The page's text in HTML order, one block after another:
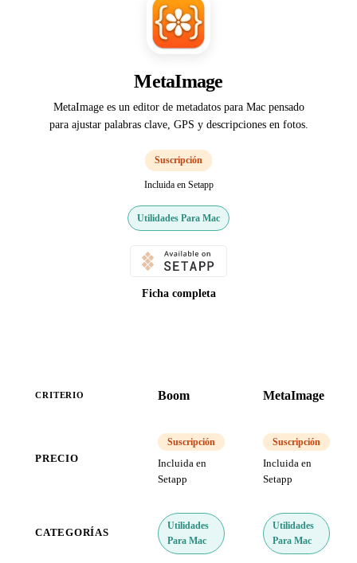
MetaImage
MetaImage es un editor de metadatos para Mac pensado
para ajustar palabras clave, GPS y descripciones en fotos.
Suscripción
Incluida en Setapp
Utilidades Para Mac
Ficha completa
CRITERIO Boom MetaImage
PRECIO
Suscripción
Incluida en
Setapp
Suscripción
Incluida en
Setapp
CATEGORÍAS
Utilidades
Para Mac
Utilidades
Para Mac